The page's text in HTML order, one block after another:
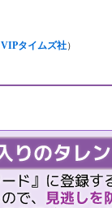
VIPタイムズ社）